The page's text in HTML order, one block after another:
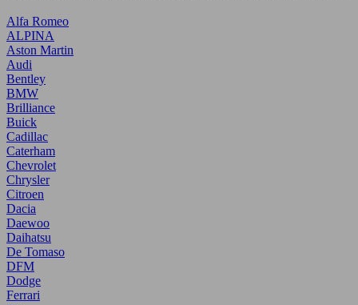
Alfa Romeo
ALPINA
Aston Martin
Audi
Bentley
BMW
Brilliance
Buick
Cadillac
Caterham
Chevrolet
Chrysler
Citroen
Dacia
Daewoo
Daihatsu
De Tomaso
DFM
Dodge
Ferrari